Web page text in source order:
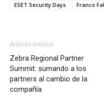
ESET Security Days
Franco
Artículo anterior
Zebra Regional Partner
Summit: sumando a los
partners al cambio de la
compañía